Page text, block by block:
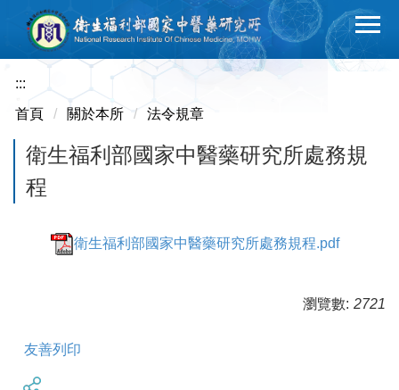
主
要
容
區
:::
首頁
關於本所 法令規章
衛生福利部國家中醫藥研究所處務規
程
衛生福利部國家中醫藥研究所處務規程.pdf
瀏覽數: 2721
友善列印